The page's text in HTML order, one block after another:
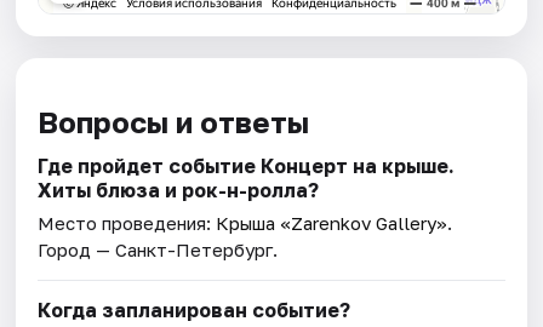
Вопросы и ответы
Где пройдет событие Концерт на крыше.
Хиты блюза и рок-н-ролла?
Место проведения: Крыша «Zarenkov Gallery».
Город — Санкт-Петербург.
Когда запланирован событие?